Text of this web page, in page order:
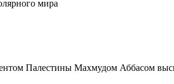
мира
Палестины Махмудом Аббасом